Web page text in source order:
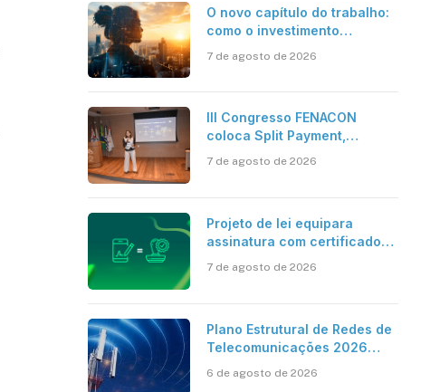
O novo capítulo do trabalho:
como o investimento
científica revela a
7 de agosto de 2026
III Congresso FENACON
coloca Split Payment,
centro dos debates
7 de agosto de 2026
Projeto de lei equipara
assinatura com certificado
reconhecimento de firma em
7 de agosto de 2026
Plano Estrutural de Redes de
Telecomunicações 2026
móvel, mas mantém desafio
6 de agosto de 2026